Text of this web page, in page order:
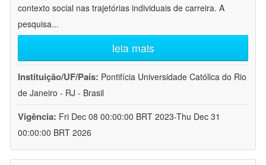
contexto social nas trajetórias individuais de carreira. A
pesquisa...
leia mais
Instituição/UF/País: Pontifícia Universidade Católica do Rio
de Janeiro - RJ - Brasil
Vigência: Fri Dec 08 00:00:00 BRT 2023-Thu Dec 31
00:00:00 BRT 2026